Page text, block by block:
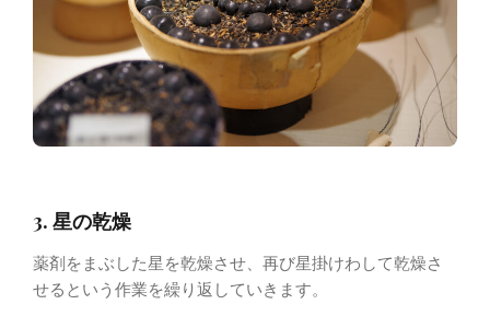
3. 星の乾燥
薬剤をまぶした星を乾燥させ、再び星掛けわして乾燥さ
せるという作業を繰り返していきます。